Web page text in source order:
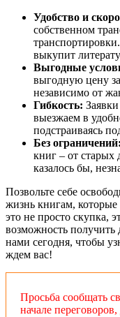
Удобство и
собственном
выкупит
Выгодные
выгодную цену
независимо от
Гибкость:
выезжаем в
подстраиваясь
Без ограничений:
книг – от старых
казалось бы,
Позвольте себе
жизнь книгам,
это не просто скупка,
возможность
нами сегодня, чтобы
ждем вас!
Просьба сообщать
начале